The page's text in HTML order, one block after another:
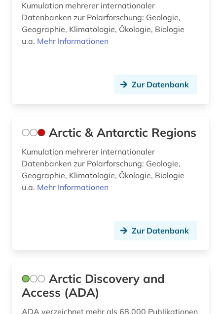
geologie bibliographie (1)
geomechanik (1)
geotechnik (2)
geothermik (1)
geothermische energie (1)
geotop (1)
geowissenschaftlicher naturschutz (1)
geschichte (13)
geschichte 1500-1700 (1)
Kumulation mehrerer internationaler
Datenbanken zur Polarforschung: Geologie,
Geographie, Klimatologie, Ökologie, Biologie
u.a. Mehr Informationen
Zur Datenbank
Arctic & Antarctic Regions
Kumulation mehrerer internationaler
Datenbanken zur Polarforschung: Geologie,
Geographie, Klimatologie, Ökologie, Biologie
u.a. Mehr Informationen
Zur Datenbank
Arctic Discovery and
Access (ADA)
ADA verzeichnet mehr als 68.000 Publikationen